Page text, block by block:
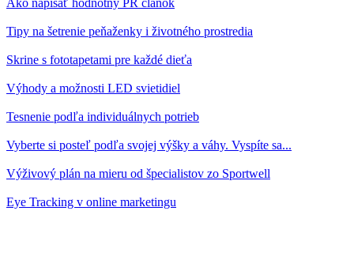
Tipy na šetrenie peňaženky i životného prostredia
Skrine s fototapetami pre každé dieťa
Výhody a možnosti LED svietidiel
Tesnenie podľa individuálnych potrieb
Vyberte si posteľ podľa svojej výšky a váhy. Vyspíte sa...
Výživový plán na mieru od špecialistov zo Sportwell
Eye Tracking v online marketingu